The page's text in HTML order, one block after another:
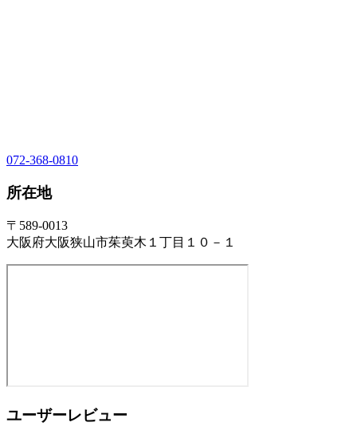
072-368-0810
所在地
〒589-0013
大阪府大阪狭山市茱萸木１丁目１０－１
ユーザーレビュー